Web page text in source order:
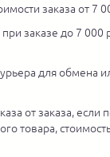
заказа от 7
при заказе до 7 000
для обмена
от заказа, если
товара,